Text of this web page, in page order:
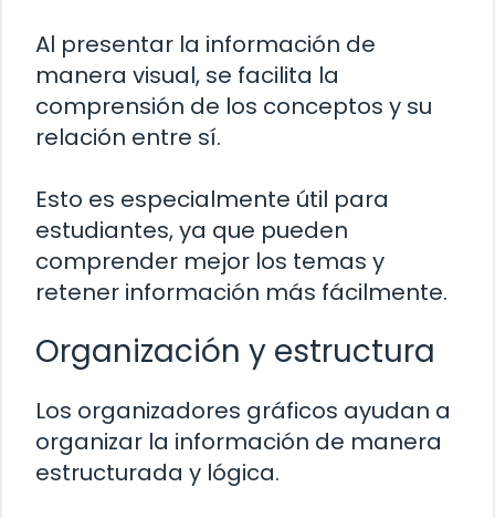
Al presentar la información de
manera visual, se facilita la
comprensión de los conceptos y su
relación entre sí.
Esto es especialmente útil para
estudiantes, ya que pueden
comprender mejor los temas y
retener información más fácilmente.
Organización y estructura
Los organizadores gráficos ayudan a
organizar la información de manera
estructurada y lógica.